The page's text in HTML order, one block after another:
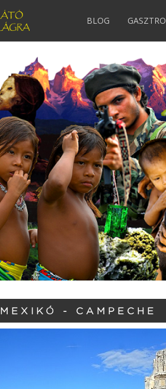
BLOG GASZTRO
MEXIKÓ - CAMPECHE